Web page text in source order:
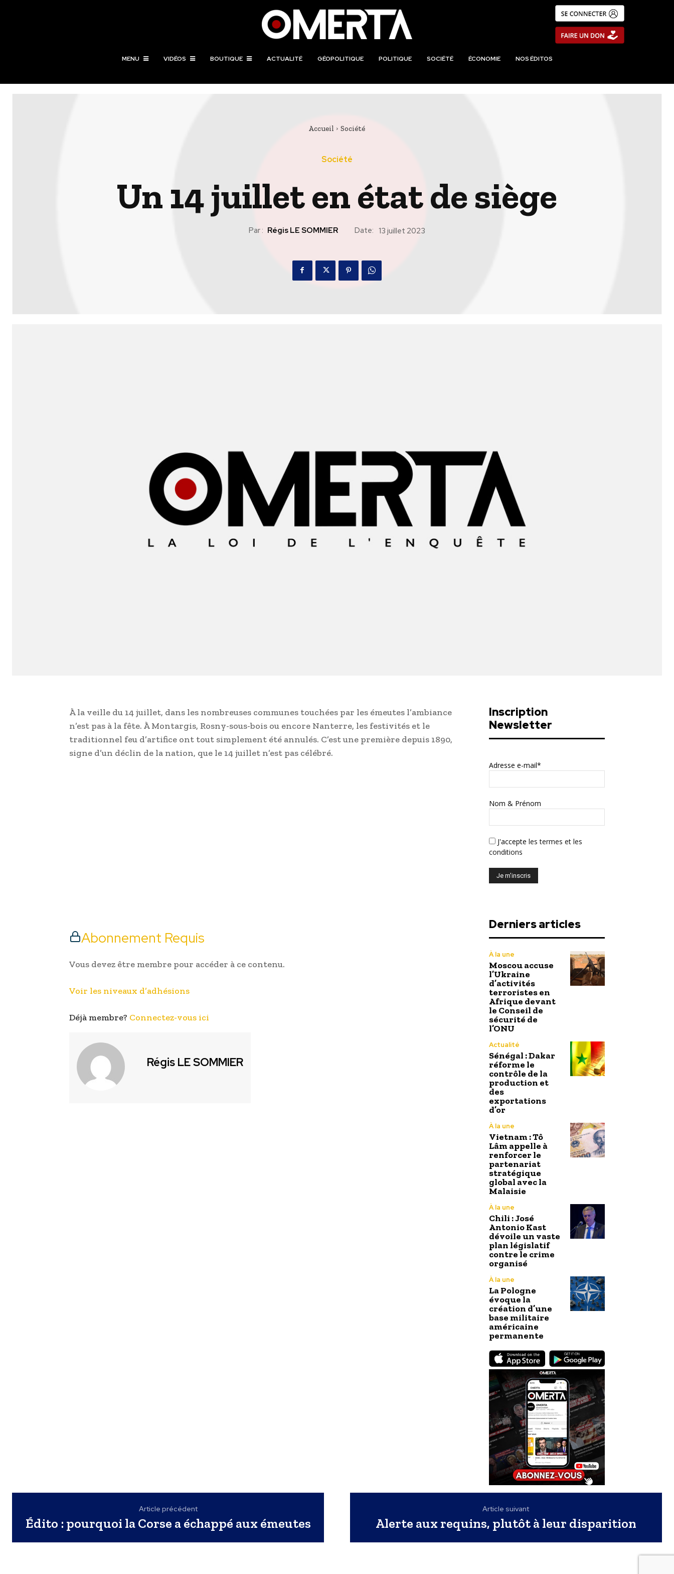
MENU VIDÉOS BOUTIQUE ACTUALITÉ GÉOPOLITIQUE POLITIQUE SOCIÉTÉ ÉCONOMIE NOS ÉDITOS
Accueil Société
Société
Un 14 juillet en état de siège
Par : Régis LE SOMMIER Date: 13 juillet 2023
À la veille du 14 juillet, dans les nombreuses communes touchées par les émeutes l’ambiance
n’est pas à la fête. À Montargis, Rosny-sous-bois ou encore Nanterre, les festivités et le
traditionnel feu d’artifice ont tout simplement été annulés. C’est une première depuis 1890,
signe d’un déclin de la nation, que le 14 juillet n’est pas célébré.
Abonnement Requis
Vous devez être membre pour accéder à ce contenu.
Voir les niveaux d’adhésions
Déjà membre? Connectez-vous ici
Régis LE SOMMIER
Inscription
Newsletter
Adresse e-mail*
Nom & Prénom
J'accepte les termes et les
conditions
Derniers articles
À la une
Moscou accuse
l’Ukraine
d’activités
terroristes en
Afrique devant
le Conseil de
sécurité de
l’ONU
Actualité
Sénégal : Dakar
réforme le
contrôle de la
production et
des
exportations
d’or
À la une
Vietnam : Tô
Lâm appelle à
renforcer le
partenariat
stratégique
global avec la
Malaisie
À la une
Chili : José
Antonio Kast
dévoile un vaste
plan législatif
contre le crime
organisé
À la une
La Pologne
évoque la
création d’une
base militaire
américaine
permanente
Article précédent
Édito : pourquoi la Corse a échappé aux émeutes
Article suivant
Alerte aux requins, plutôt à leur disparition